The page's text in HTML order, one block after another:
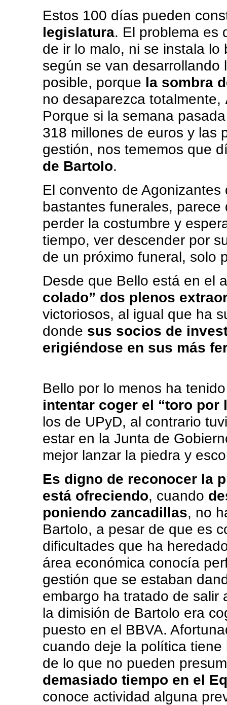
Estos 100 días pueden
legislatura. El problema es
de ir lo malo, ni se instala
según se van
posible, porque la sombra
no desaparezca totalmente,
Porque si la semana
318 millones de euros y las
gestión, nos tememos que
de Bartolo.
El convento de
bastantes funerales,
perder la costumbre y
tiempo, ver descender por
de un próximo funeral, solo
Desde que Bello está en el
colado” dos plenos
victoriosos, al igual que ha
donde sus socios de
erigiéndose en sus más
Bello por lo menos ha
intentar coger el “toro por
los de UPyD, al contrario
estar en la Junta de
mejor lanzar la piedra y
Es digno de reconocer la
está ofreciendo, cuando
poniendo zancadillas, no
Bartolo, a pesar de que es
dificultades que ha
área económica conocía
gestión que se estaban
embargo ha tratado de salir
la dimisión de Bartolo era
puesto en el BBVA.
cuando deje la política tiene
de lo que no pueden
demasiado tiempo en el
conoce actividad alguna